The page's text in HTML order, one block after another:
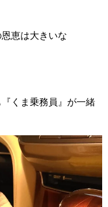
恵は大きいな
くま乗務員』が一緒